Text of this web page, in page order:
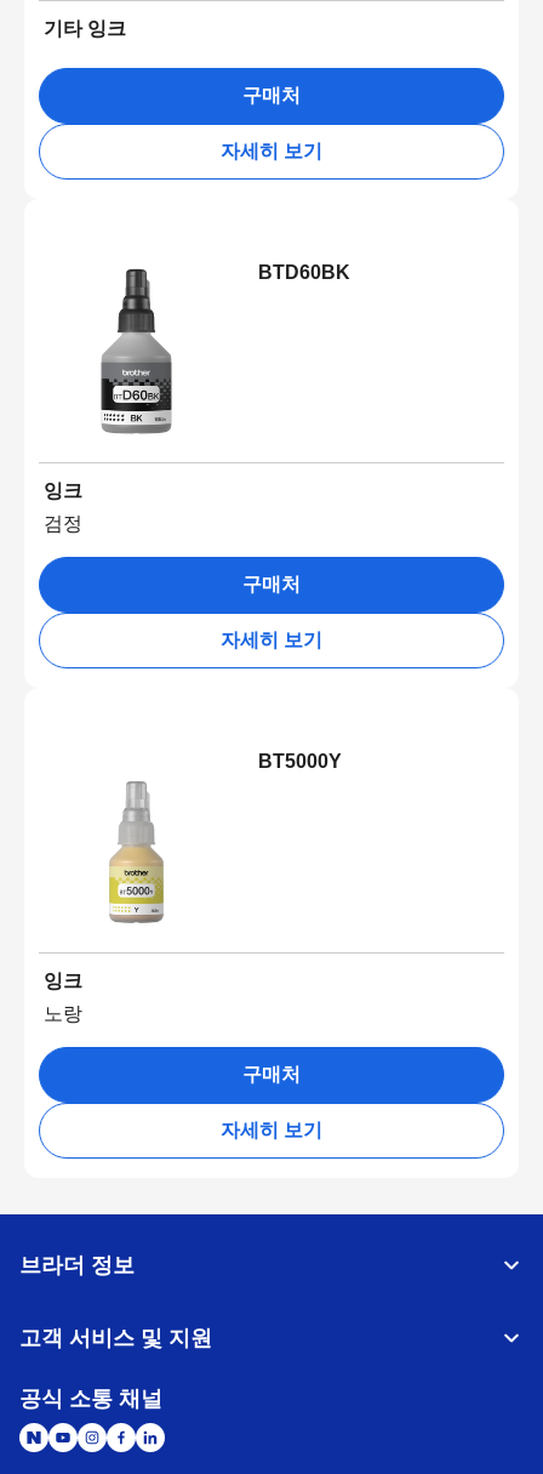
기타 잉크
구매처
자세히 보기
BTD60BK
잉크
검정
구매처
자세히 보기
BT5000Y
잉크
노랑
구매처
자세히 보기
브라더 정보
고객 서비스 및 지원
공식 소통 채널